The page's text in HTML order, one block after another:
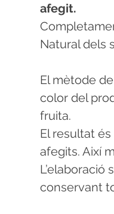
afegit.
Natural dels
El mètode
color del
fruita.
El resultat
afegits. Així
conservant